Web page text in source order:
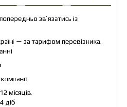
звʼязатись із
— за тарифом перевізника.
місяців.
діб